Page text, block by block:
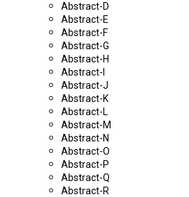
Abstract-D
Abstract-E
Abstract-F
Abstract-G
Abstract-H
Abstract-I
Abstract-J
Abstract-K
Abstract-L
Abstract-M
Abstract-N
Abstract-O
Abstract-P
Abstract-Q
Abstract-R